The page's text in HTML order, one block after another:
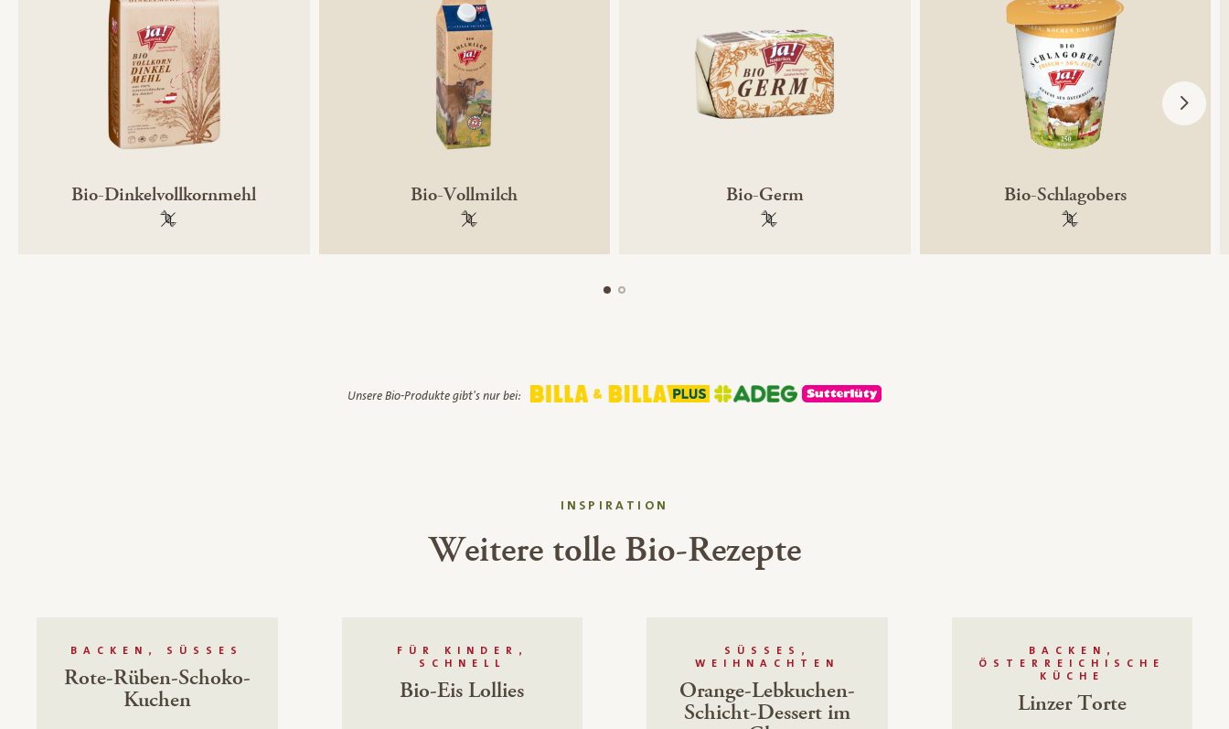
Bio-Dinkelvollkornmehl
100 % gentechnikfrei
Bio-Vollmilch
100 % gentechnikfrei
Bio-Germ
100 % gentechnikfrei
Bio-Schlagobers
100 % gentechnikfrei
Unsere Bio-Produkte gibt's nur bei:
INSPIRATION
Weitere tolle Bio-Rezepte
BACKEN, SÜSSES
Rote-Rüben-Schoko-
Kuchen
FÜR KINDER,
SCHNELL
Bio-Eis Lollies
SÜSSES, W
EIHNACHTEN
Orange-Lebkuchen-
Schicht-Dessert im
BACKEN,
ÖSTERREICHISCHE
KÜCHE
Linzer Torte